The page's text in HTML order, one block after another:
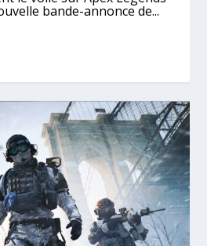
bande-annonce de...